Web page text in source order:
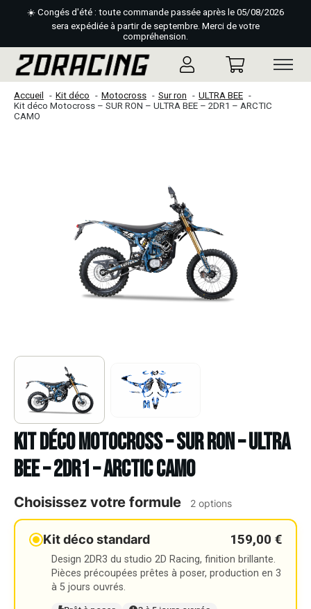
☀️ Congés d'été : toute commande passée après le 05/08/2026
sera expédiée à partir de septembre. Merci de votre
compréhension.
Accueil Kit déco Motocross Sur ron
ULTRA BEE
Kit déco Motocross – SUR RON – ULTRA BEE – 2DR1 – ARCTIC
CAMO
Kit déco Motocross – SUR RON – ULTRA
BEE – 2DR1 – ARCTIC CAMO
Choisissez votre formule 2 options
Kit déco standard 159,00 €
Design 2DR3 du studio 2D Racing, finition brillante.
Pièces précoupées prêtes à poser, production en 3
à 5 jours ouvrés.